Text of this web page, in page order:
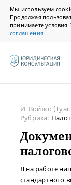
Мы используем
Продолжая
принимаете условия
соглашения
И. Войтко
Рубрика:
Я на работе
стандартного